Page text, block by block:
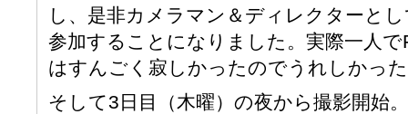
し、是非カメラマン＆ディレクターと
参加することになりました。実際一人
はすんごく寂しかったのでうれしかっ
そして3日目（木曜）の夜から撮影開始